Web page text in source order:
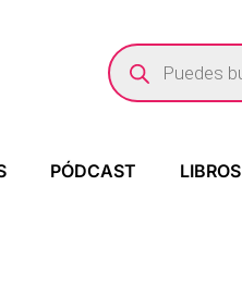
PÓDCAST LIBROS